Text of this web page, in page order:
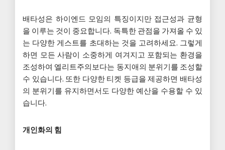
배타성은 하이엔드 모임의 특징이지만 접근성과 균형
을 이루는 것이 중요합니다. 독특한 관점을 가져올 수 있
는 다양한 게스트를 초대하는 것을 고려하세요. 그렇게
하면 모든 사람이 소중하게 여겨지고 포함되는 환경을
조성하여 엘리트주의보다는 동지애의 분위기를 조성할
수 있습니다. 또한 다양한 티켓 등급을 제공하면 배타성
의 분위기를 유지하면서도 다양한 예산을 수용할 수 있
습니다.
개인화의 힘